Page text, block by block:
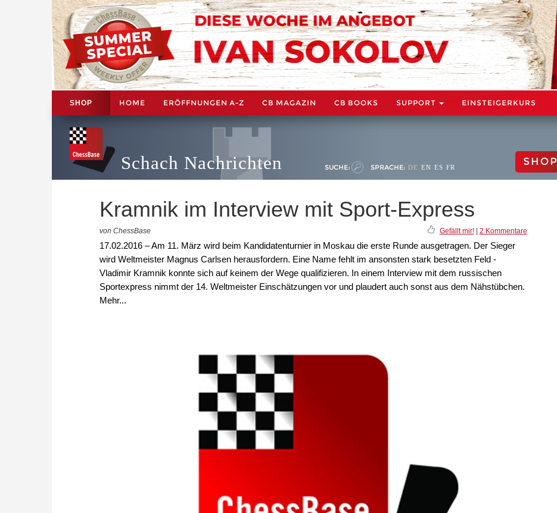
SHOP HOME ERÖFFNUNGEN A-Z CB MAGAZIN CB BOOKS SUPPORT EINSTEIGERKURS
Schach Nachrichten SUCHE: SPRACHE: DE EN ES FR SHOP
Kramnik im Interview mit Sport-Express
von ChessBase Gefällt mir!| 2 Kommentare
17.02.2016 – Am 11. März wird beim Kandidatenturnier in Moskau die erste Runde ausgetragen. Der Sieger
wird Weltmeister Magnus Carlsen herausfordern. Eine Name fehlt im ansonsten stark besetzten Feld -
Vladimir Kramnik konnte sich auf keinem der Wege qualifizieren. In einem Interview mit dem russischen
Sportexpress nimmt der 14. Weltmeister Einschätzungen vor und plaudert auch sonst aus dem Nähstübchen.
Mehr...